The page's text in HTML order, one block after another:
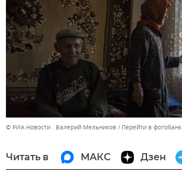
© РИА Новости . Валерий Мельников Перейти в фотобанк
Читать в МАКС Дзен